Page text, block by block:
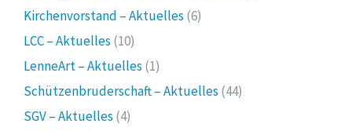
Kirchenvorstand – Aktuelles (6)
LCC – Aktuelles (10)
LenneArt – Aktuelles (1)
Schützenbruderschaft – Aktuelles (44)
SGV – Aktuelles (4)